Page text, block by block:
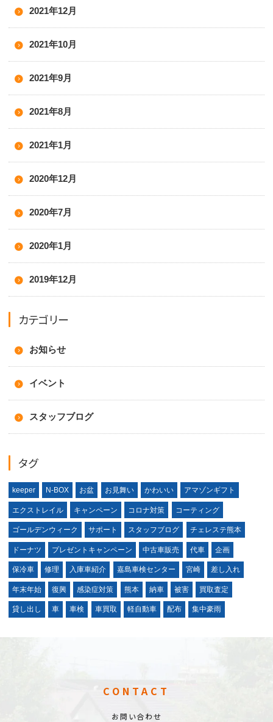
2021年12月
2021年10月
2021年9月
2021年8月
2021年1月
2020年12月
2020年7月
2020年1月
2019年12月
カテゴリー
お知らせ
イベント
スタッフブログ
タグ
keeper N-BOX お盆 お見舞い かわいい アマゾンギフト
エクストレイル キャンペーン コロナ対策 コーティング
ゴールデンウィーク サポート スタッフブログ チェレステ熊本
ドーナツ プレゼントキャンペーン 中古車販売 代車 企画
保冷車 修理 入庫車紹介 嘉島車検センター 宮崎 差し入れ
年末年始 復興 感染症対策 熊本 納車 被害 買取査定
貸し出し 車 車検 車買取 軽自動車 配布 集中豪雨
CONTACT
お問い合わせ